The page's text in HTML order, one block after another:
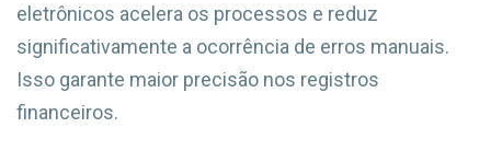
eletrônicos acelera os processos e reduz
significativamente a ocorrência de erros manuais.
Isso garante maior precisão nos registros
financeiros.